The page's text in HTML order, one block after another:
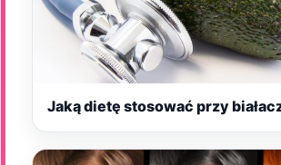
Jaką dietę stosować przy